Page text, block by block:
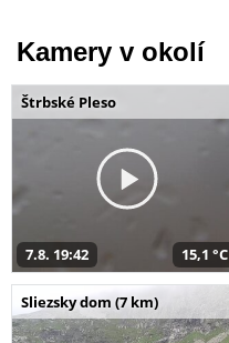
Kamery v okolí
Štrbské Pleso
7.8. 19:42 15,1 °C
Sliezsky dom (7 km)